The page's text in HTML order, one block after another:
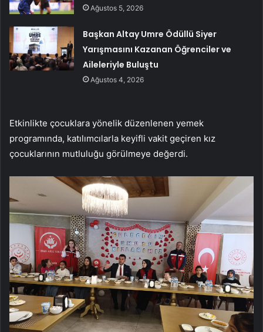
Ağustos 5, 2026
Başkan Altay Umre Ödüllü Siyer
Yarışmasını Kazanan Öğrenciler ve
Aileleriyle Buluştu
Ağustos 4, 2026
Etkinlikte çocuklara yönelik düzenlenen yemek
programında, katılımcılarla keyifli vakit geçiren kız
çocuklarının mutluluğu görülmeye değerdi.